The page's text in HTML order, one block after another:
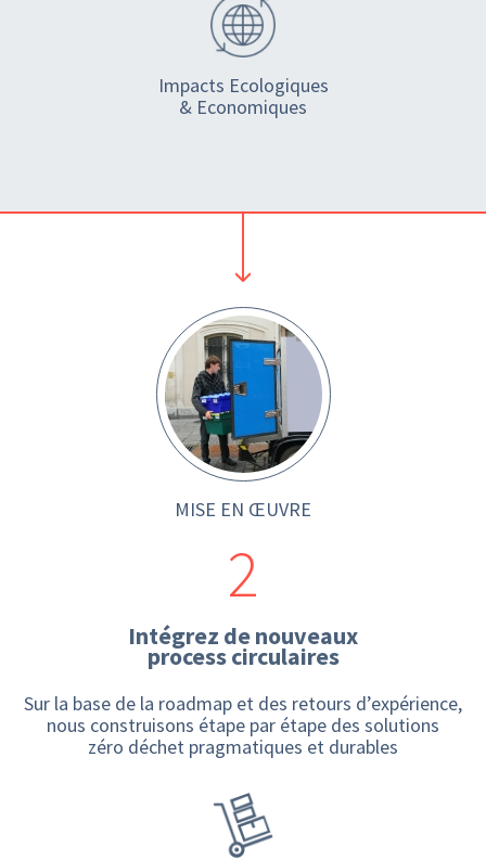
Impacts Ecologiques
& Economiques
MISE EN ŒUVRE
2
Intégrez de nouveaux
process circulaires
Sur la base de la roadmap et des retours d’expérience,
nous construisons étape par étape des solutions
zéro déchet pragmatiques et durables